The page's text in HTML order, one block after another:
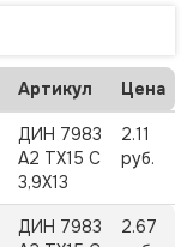
Артикул Цена
ДИН 7983
А2 TX15 C
3,9X13
2.11
руб.
ДИН 7983
2.67